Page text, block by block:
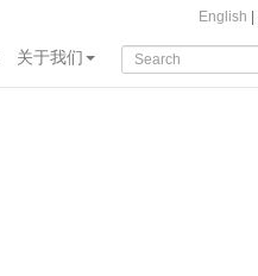
English
关于我们